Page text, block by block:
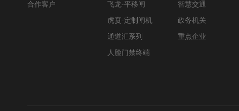
合作客户
飞龙-平移闸
虎贲-定制闸机
通道汇系列
人脸门禁终端
智慧交通
政务机关
重点企业